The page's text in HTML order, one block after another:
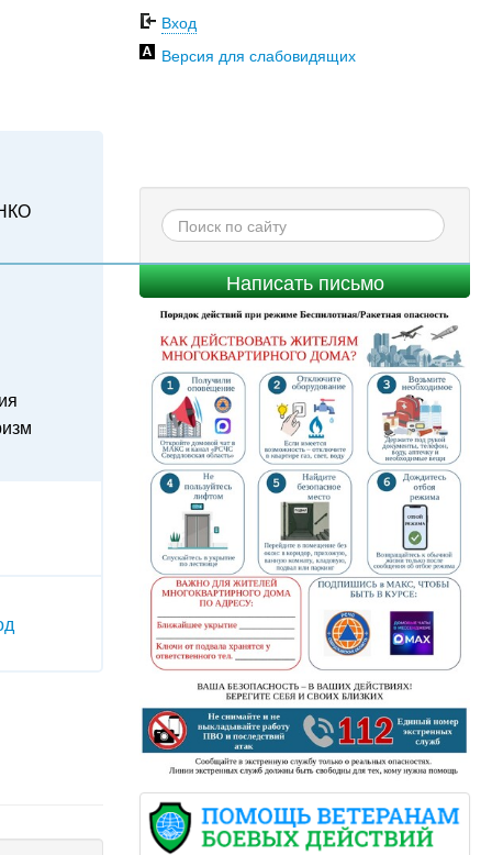
Вход
Версия для слабовидящих
Написать письмо